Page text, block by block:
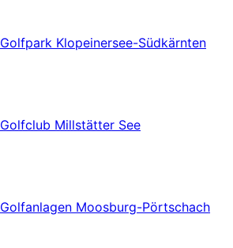
Golfpark Klopeinersee-Südkärnten
Golfclub Millstätter See
Golfanlagen Moosburg-Pörtschach